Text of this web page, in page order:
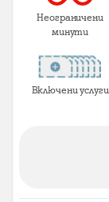
Неограничени
минути
Включени услуги